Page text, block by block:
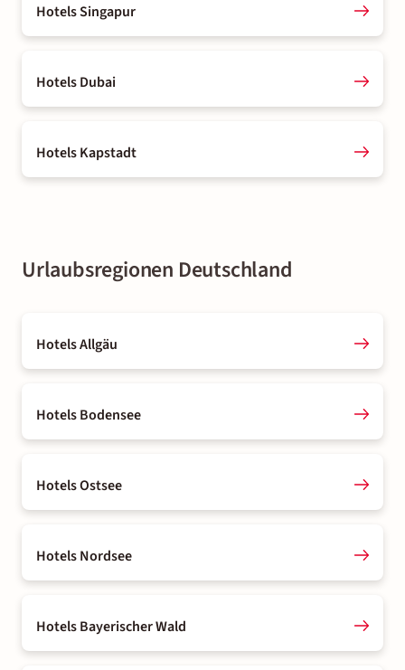
Hotels Singapur
Hotels Dubai
Hotels Kapstadt
Urlaubsregionen Deutschland
Hotels Allgäu
Hotels Bodensee
Hotels Ostsee
Hotels Nordsee
Hotels Bayerischer Wald